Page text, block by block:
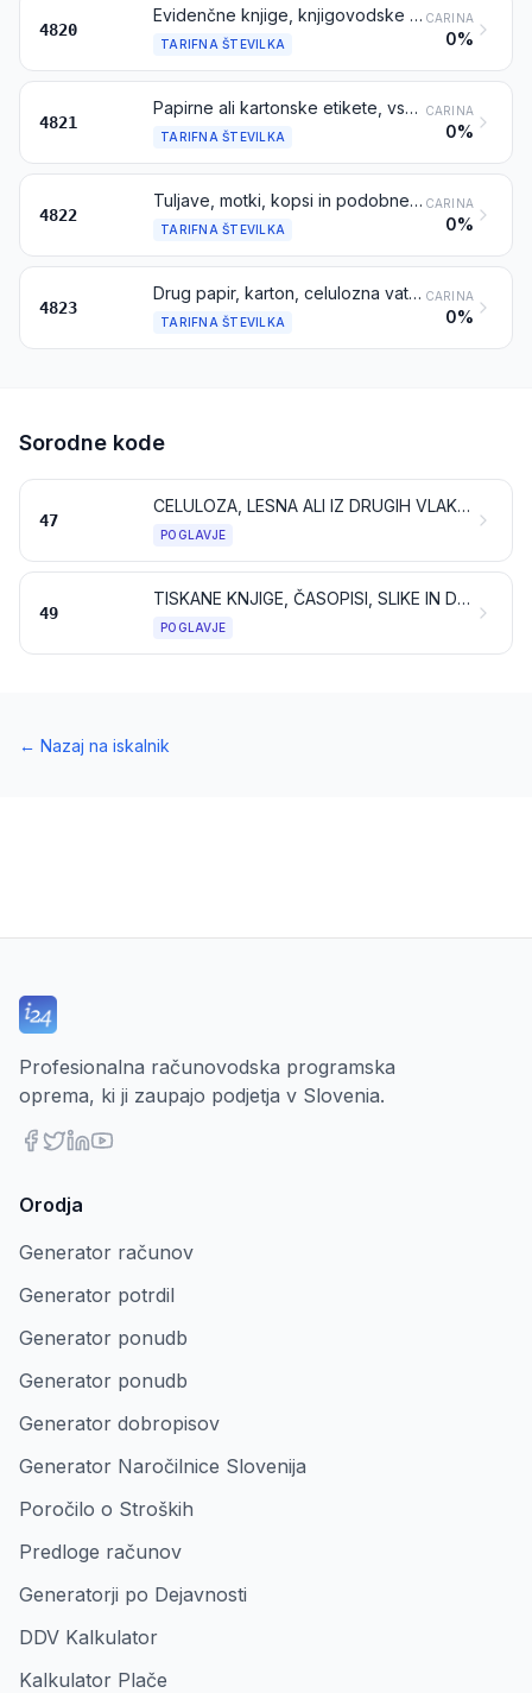
4820
Evidenčne knjige, knjigovodske knjige, beležnice, bloki z naročilnicami in pobotnicami, bloki s pisemskim papirjem, bloki z listki, dnevniki, rokovniki in podobni izdelki, šolski zvezki, pivniki, registratorji (vključno z vpetimi listi), mape in ovitki za spise, poslovni obrazci v več izvodih, kompleti z vstavljenim karbonskim papirjem in drugi izdelki za pisanje iz papirja ali kartona; albumi za vzorce ali zbirke in knjižni ovitki iz papirja ali kartona
TARIFNA ŠTEVILKA
CARINA
0%
4821
Papirne ali kartonske etikete, vseh vrst, tiskane ali netiskane
TARIFNA ŠTEVILKA
CARINA
0%
4822
Tuljave, motki, kopsi in podobne podlage, iz papirne pulpe, papirja ali kartona (luknjani ali neluknjani, ojačeni ali neojačeni)
TARIFNA ŠTEVILKA
CARINA
0%
4823
Drug papir, karton, celulozna vata ter koprena iz celuloznih vlaken, razrezani v določene velikosti ali oblike; drugi izdelki iz celuloze, papirja, kartona, celulozne vate ali listov ali trakov iz celuloznih vlaken
TARIFNA ŠTEVILKA
CARINA
0%
Sorodne kode
47
CELULOZA, LESNA ALI IZ DRUGIH VLAKNASTIH CELULOZNIH MATERIALOV; PAPIR IN KARTON ZA RECIKLIRANJE (ODPADKI IN OSTANKI)
POGLAVJE
49
TISKANE KNJIGE, ČASOPISI, SLIKE IN DRUGI PROIZVODI GRAFIČNE INDUSTRIJE; ROKOPISI, TIPKANA BESEDILA IN NAČRTI
POGLAVJE
← Nazaj na iskalnik
Profesionalna računovodska programska
oprema, ki ji zaupajo podjetja v Slovenia.
Orodja
Generator računov
Generator potrdil
Generator ponudb
Generator ponudb
Generator dobropisov
Generator Naročilnice Slovenija
Poročilo o Stroških
Predloge računov
Generatorji po Dejavnosti
DDV Kalkulator
Kalkulator Plače